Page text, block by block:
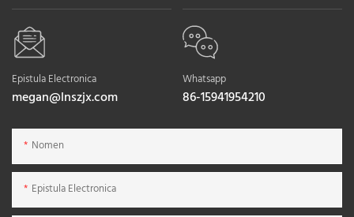
Epistula Electronica
megan@lnszjx.com
Whatsapp
86-15941954210
Nomen
Epistula Electronica